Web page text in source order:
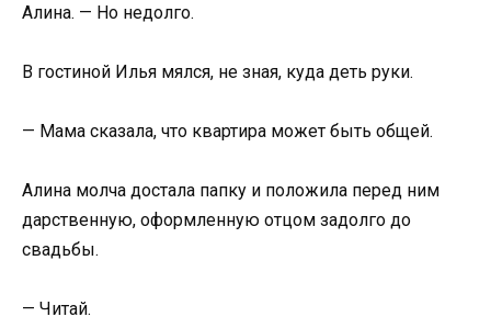
Алина. — Но недолго.
В гостиной Илья мялся, не зная, куда деть руки.
— Мама сказала, что квартира может быть общей.
Алина молча достала папку и положила перед ним
дарственную, оформленную отцом задолго до
свадьбы.
— Читай.